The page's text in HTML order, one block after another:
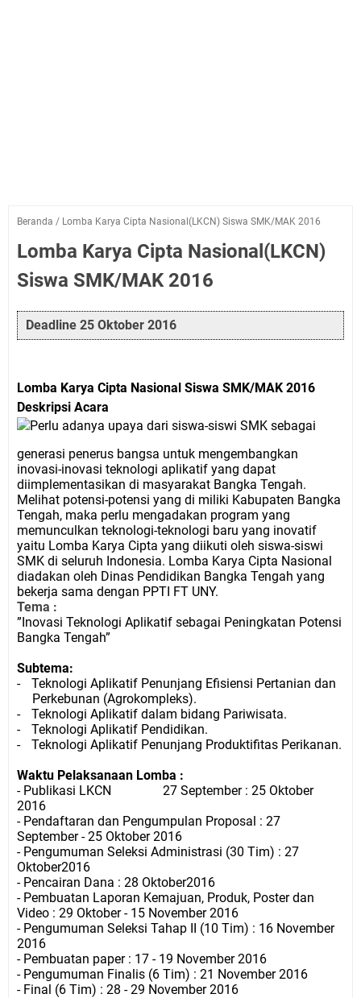
Beranda / Lomba Karya Cipta Nasional(LKCN) Siswa SMK/MAK 2016
Lomba Karya Cipta Nasional(LKCN)
Siswa SMK/MAK 2016
Deadline 25 Oktober 2016
Lomba Karya Cipta Nasional Siswa SMK/MAK 2016
Deskripsi Acara
Perlu adanya upaya dari siswa-siswi SMK sebagai
generasi penerus bangsa untuk mengembangkan
inovasi-inovasi teknologi aplikatif yang dapat
diimplementasikan di masyarakat Bangka Tengah.
Melihat potensi-potensi yang di miliki Kabupaten Bangka
Tengah, maka perlu mengadakan program yang
memunculkan teknologi-teknologi baru yang inovatif
yaitu Lomba Karya Cipta yang diikuti oleh siswa-siswi
SMK di seluruh Indonesia. Lomba Karya Cipta Nasional
diadakan oleh Dinas Pendidikan Bangka Tengah yang
bekerja sama dengan PPTI FT UNY.
Tema :
”Inovasi Teknologi Aplikatif sebagai Peningkatan Potensi
Bangka Tengah”
Subtema:
-
Teknologi Aplikatif Penunjang Efisiensi Pertanian dan
Perkebunan (Agrokompleks).
-
Teknologi Aplikatif dalam bidang Pariwisata.
-
Teknologi Aplikatif Pendidikan.
-
Teknologi Aplikatif Penunjang Produktifitas Perikanan.
Waktu Pelaksanaan Lomba :
- Publikasi LKCN
27 September : 25 Oktober
2016
- Pendaftaran dan Pengumpulan Proposal : 27
September - 25 Oktober 2016
- Pengumuman Seleksi Administrasi (30 Tim) : 27
Oktober2016
- Pencairan Dana : 28 Oktober2016
- Pembuatan Laporan Kemajuan, Produk, Poster dan
Video : 29 Oktober - 15 November 2016
- Pengumuman Seleksi Tahap II (10 Tim) : 16 November
2016
- Pembuatan paper : 17 - 19 November 2016
- Pengumuman Finalis (6 Tim) : 21 November 2016
- Final (6 Tim) : 28 - 29 November 2016